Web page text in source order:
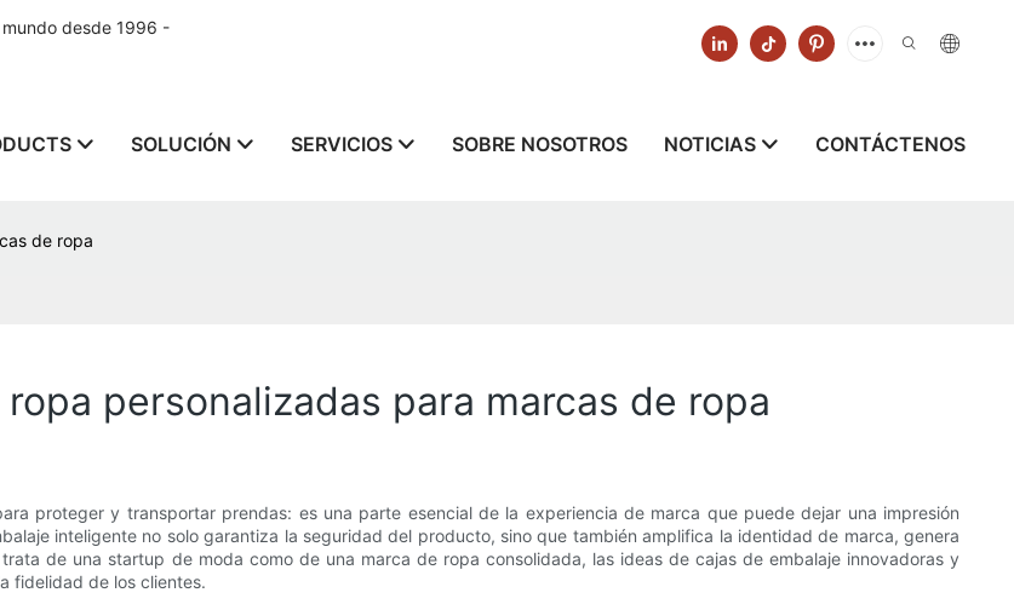
desde 1996 -
SOLUCIÓN SERVICIOS SOBRE NOSOTROS NOTICIAS CONTÁCTENOS
de ropa
personalizadas para marcas de ropa
proteger y transportar prendas: es una parte esencial de la experiencia de marca que puede dejar una impresión
inteligente no solo garantiza la seguridad del producto, sino que también amplifica la identidad de marca, genera
de una startup de moda como de una marca de ropa consolidada, las ideas de cajas de embalaje innovadoras y
fidelidad de los clientes.